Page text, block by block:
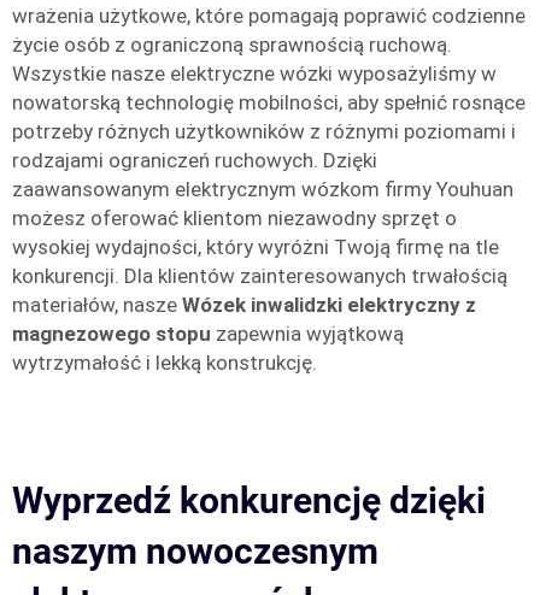
wrażenia użytkowe, które pomagają poprawić codzienne
życie osób z ograniczoną sprawnością ruchową.
Wszystkie nasze elektryczne wózki wyposażyliśmy w
nowatorską technologię mobilności, aby spełnić rosnące
potrzeby różnych użytkowników z różnymi poziomami i
rodzajami ograniczeń ruchowych. Dzięki
zaawansowanym elektrycznym wózkom firmy Youhuan
możesz oferować klientom niezawodny sprzęt o
wysokiej wydajności, który wyróżni Twoją firmę na tle
konkurencji. Dla klientów zainteresowanych trwałością
materiałów, nasze Wózek inwalidzki elektryczny z
magnezowego stopu zapewnia wyjątkową
wytrzymałość i lekką konstrukcję.
Wyprzedź konkurencję dzięki
naszym nowoczesnym